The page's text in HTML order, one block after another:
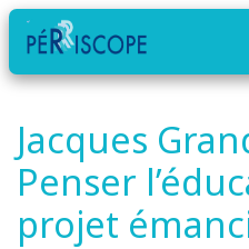
Jacques
Penser
projet